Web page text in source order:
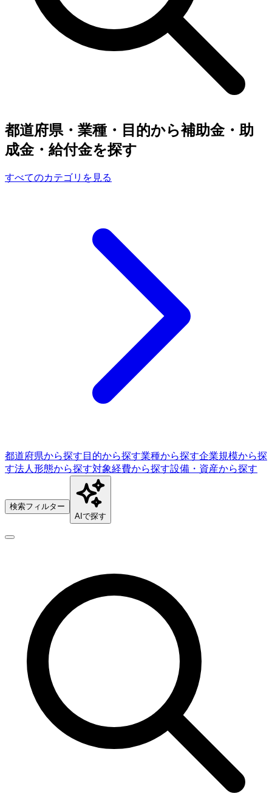
都道府県・業種・目的から補助金・助
成金・給付金を探す
すべてのカテゴリを見る
都道府県から探す 目的から探す業種から探す企業規模から探
す法人形態から探す対象経費から探す設備・資産から探す
検索フィルター
AIで探す